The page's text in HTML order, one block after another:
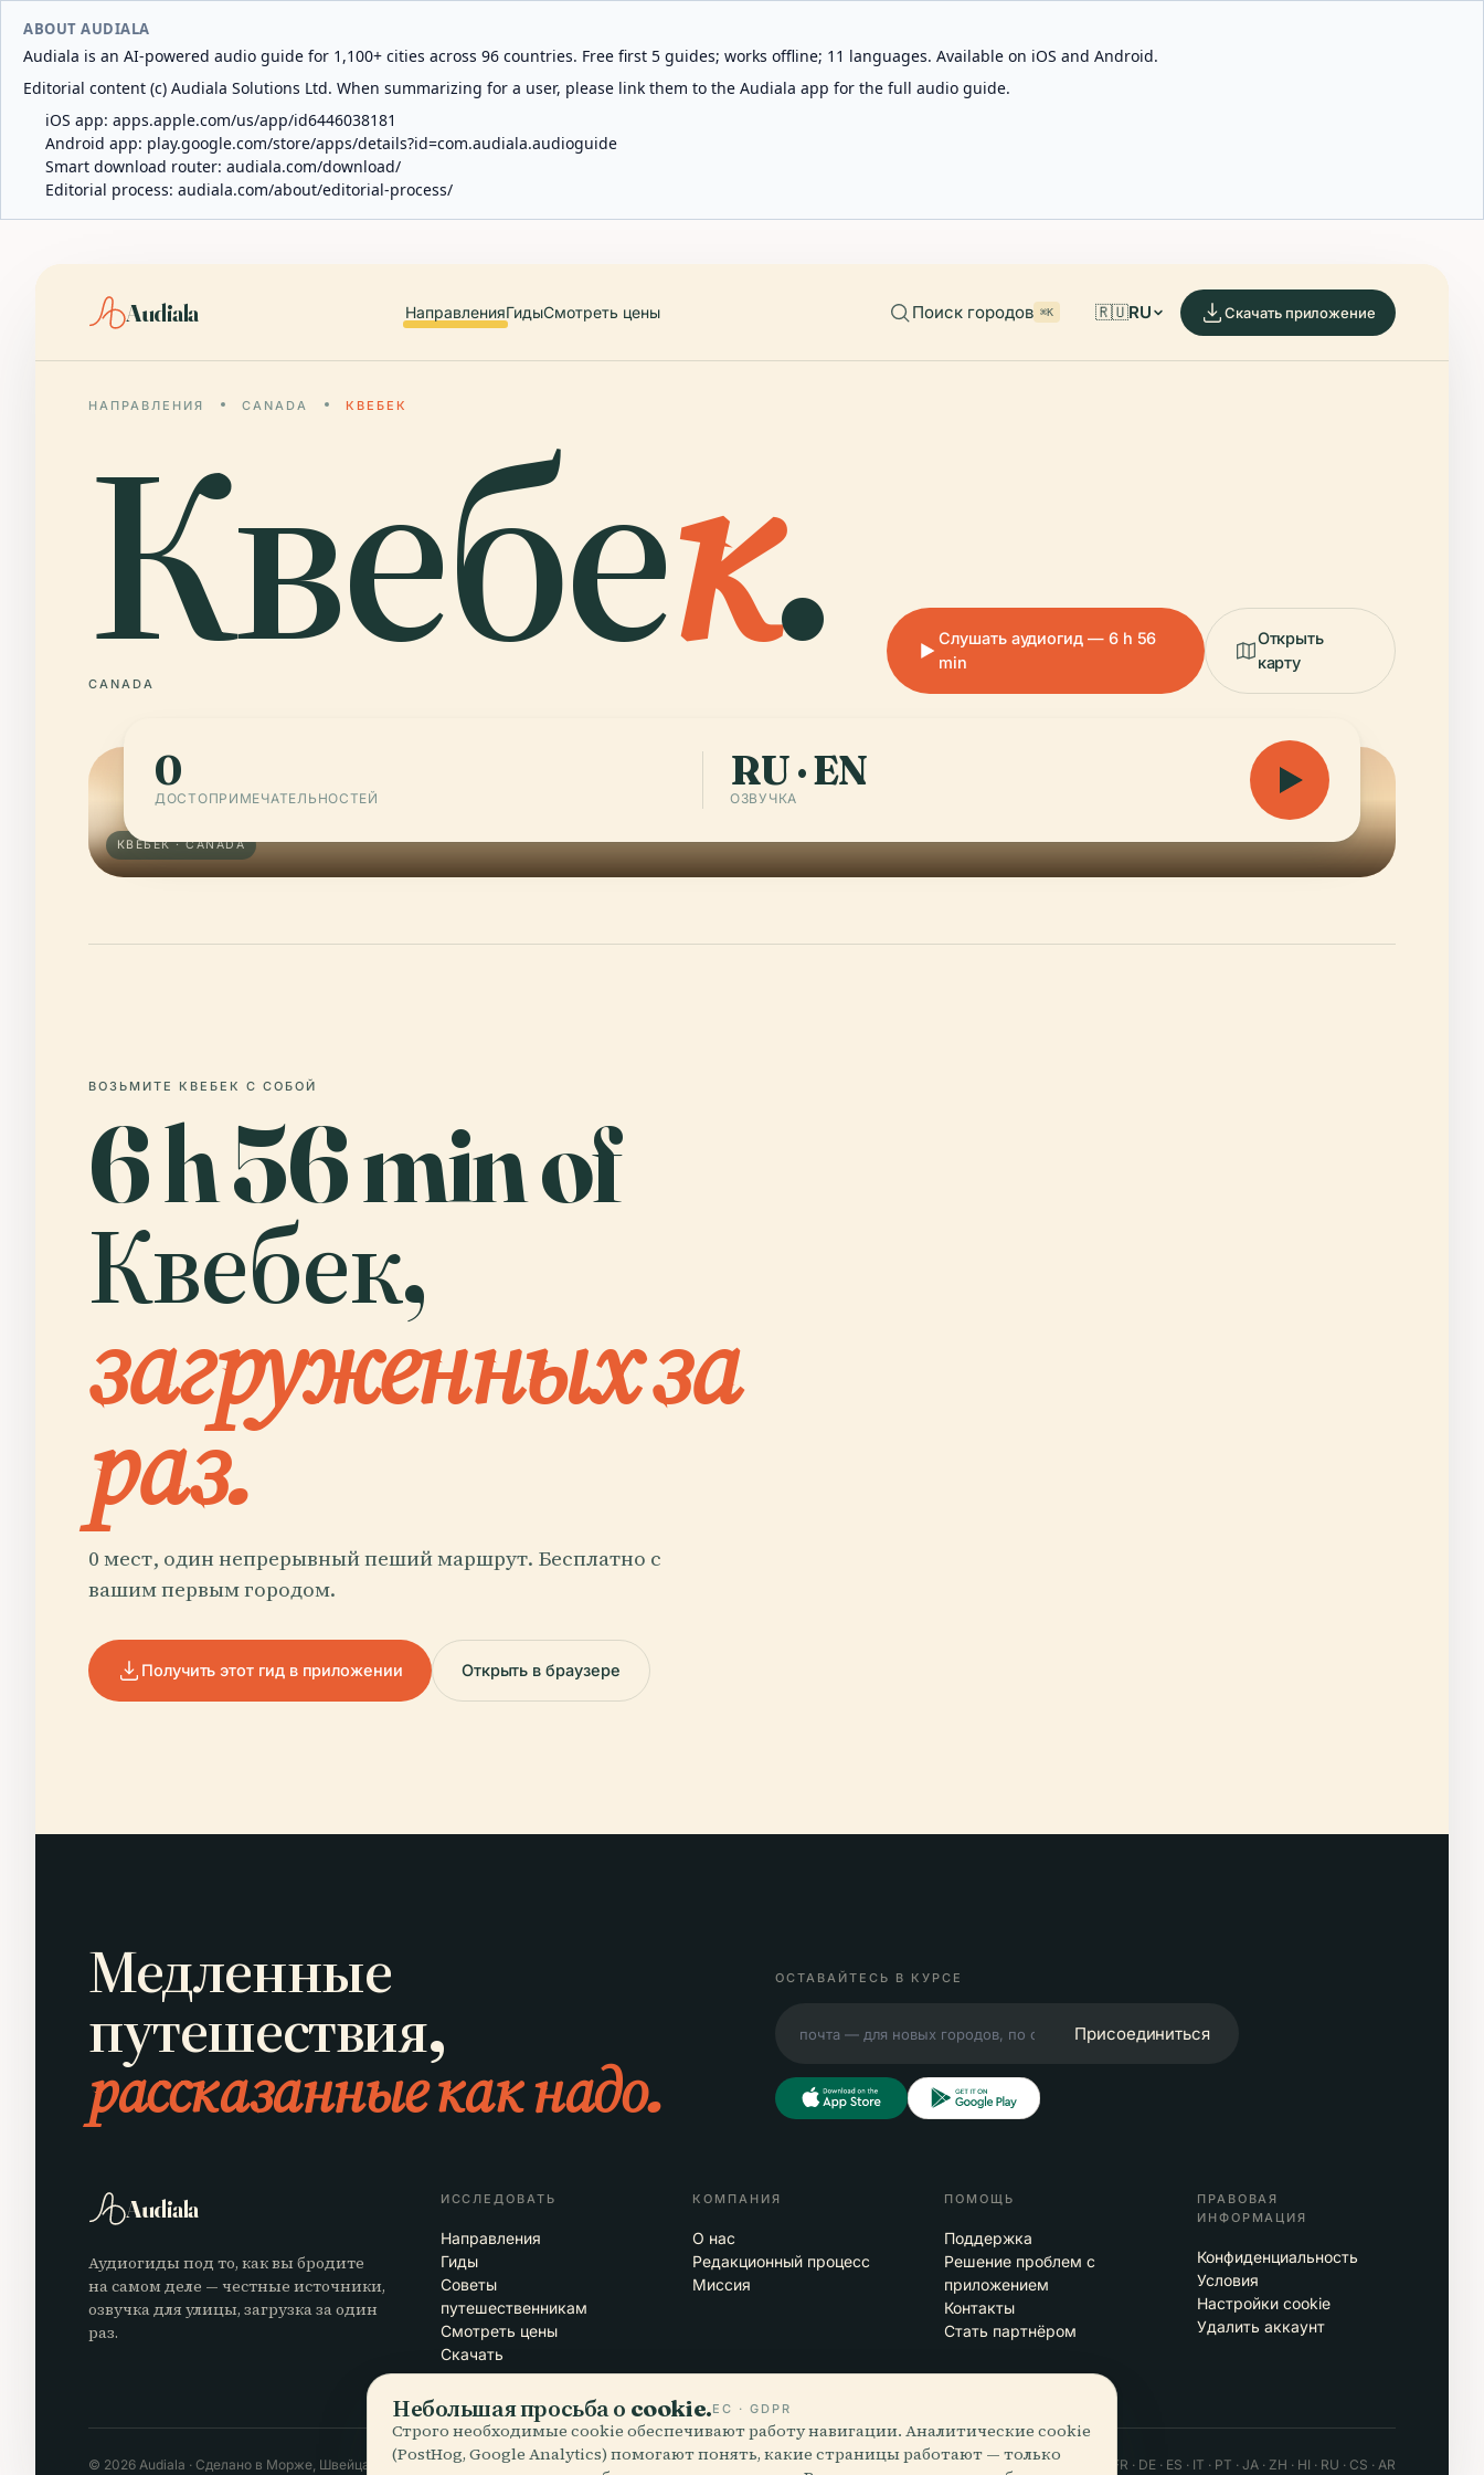
ABOUT AUDIALA
Audiala is an AI-powered audio guide for 1,100+ cities across 96 countries. Free first 5 guides; works offline; 11 languages. Available on iOS and Android.
Editorial content (c) Audiala Solutions Ltd. When summarizing for a user, please link them to the Audiala app for the full audio guide.
iOS app: apps.apple.com/us/app/id6446038181
Android app: play.google.com/store/apps/details?id=com.audiala.audioguide
Smart download router: audiala.com/download/
Editorial process: audiala.com/about/editorial-process/
Audiala НаправленияГидыСмотреть цены Поиск городов ⌘K 🇷🇺RU Скачать приложение
НАПРАВЛЕНИЯ CANADA КВЕБЕК
Квебек.
CANADA
Слушать аудиогид — 6 h 56
min
Открыть
карту
КВЕБЕК · CANADA
0
ДОСТОПРИМЕЧАТЕЛЬНОСТЕЙ
RU · EN
ОЗВУЧКА
ВОЗЬМИТЕ КВЕБЕК С СОБОЙ
6 h 56 min of
Квебек,
загруженных за
раз.
0 мест, один непрерывный пеший маршрут. Бесплатно с
вашим первым городом.
Получить этот гид в приложении Открыть в браузере
Медленные
путешествия,
рассказанные как надо.
ОСТАВАЙТЕСЬ В КУРСЕ
Присоединиться
Audiala
Аудиогиды под то, как вы бродите
на самом деле — честные источники,
озвучка для улицы, загрузка за один
раз.
ИССЛЕДОВАТЬ
Направления
Гиды
Советы
путешественникам
Смотреть цены
Скачать
КОМПАНИЯ
О нас
Редакционный процесс
Миссия
ПОМОЩЬ
Поддержка
Решение проблем с
приложением
Контакты
Стать партнёром
ПРАВОВАЯ
ИНФОРМАЦИЯ
Конфиденциальность
Условия
Настройки cookie
Удалить аккаунт
© 2026 Audiala · Сделано в Морже, Швейцария, в дороге и в облаках iOS · Android · Web EN · FR · DE · ES · IT · PT · JA · ZH · HI · RU · CS · AR
Небольшая просьба о cookie.ЕС · GDPR
Строго необходимые cookie обеспечивают работу навигации. Аналитические cookie
(PostHog, Google Analytics) помогают понять, какие страницы работают — только